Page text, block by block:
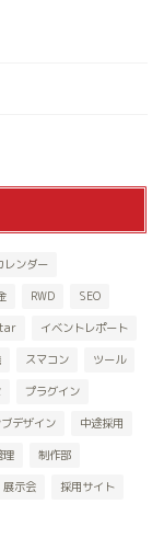
レンダー
RWD SEO
イベントレポート
スマコン ツール
プラグイン
デザイン 中途採用
理 制作部
展示会 採用サイト